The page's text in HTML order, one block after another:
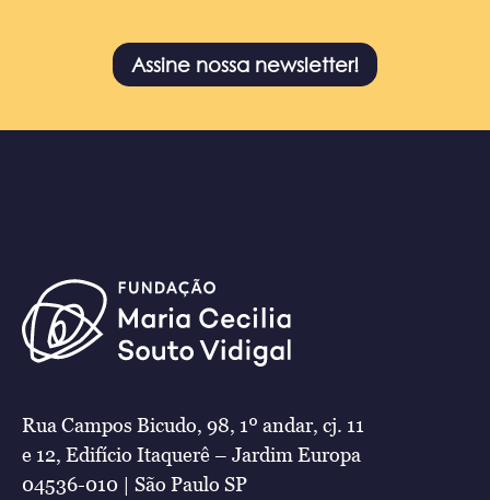
Assine nossa newsletter!
Rua Campos Bicudo, 98, 1º andar, cj. 11
e 12, Edifício Itaquerê – Jardim Europa
04536-010 | São Paulo SP